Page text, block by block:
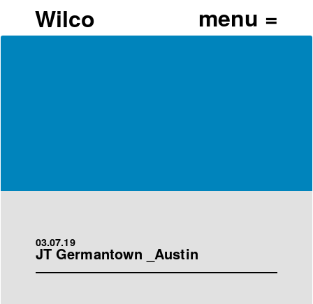
Wilco
03.07.19
JT Germantown _Austin